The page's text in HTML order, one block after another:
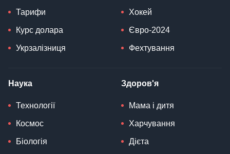
Тарифи
Курс долара
Укрзалізниця
Хокей
Євро-2024
Фехтування
Наука
Технології
Космос
Біологія
Здоров'я
Мама і дитя
Харчування
Дієта